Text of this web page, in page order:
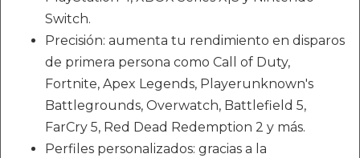
Switch.
Precisión: aumenta tu rendimiento en disparos
de primera persona como Call of Duty,
Fortnite, Apex Legends, Playerunknown's
Battlegrounds, Overwatch, Battlefield 5,
FarCry 5, Red Dead Redemption 2 y más.
Perfiles personalizados: gracias a la